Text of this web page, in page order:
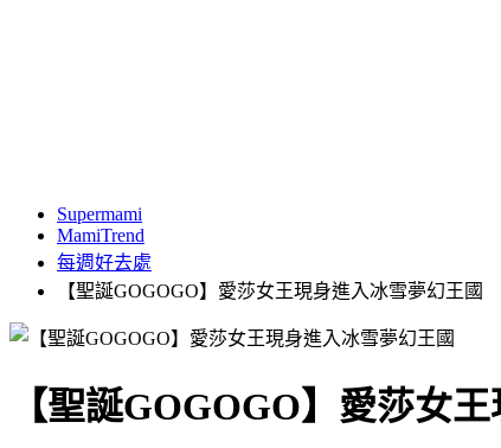
Supermami
MamiTrend
每週好去處
【聖誕GOGOGO】愛莎女王現身進入冰雪夢幻王國
【聖誕GOGOGO】愛莎女